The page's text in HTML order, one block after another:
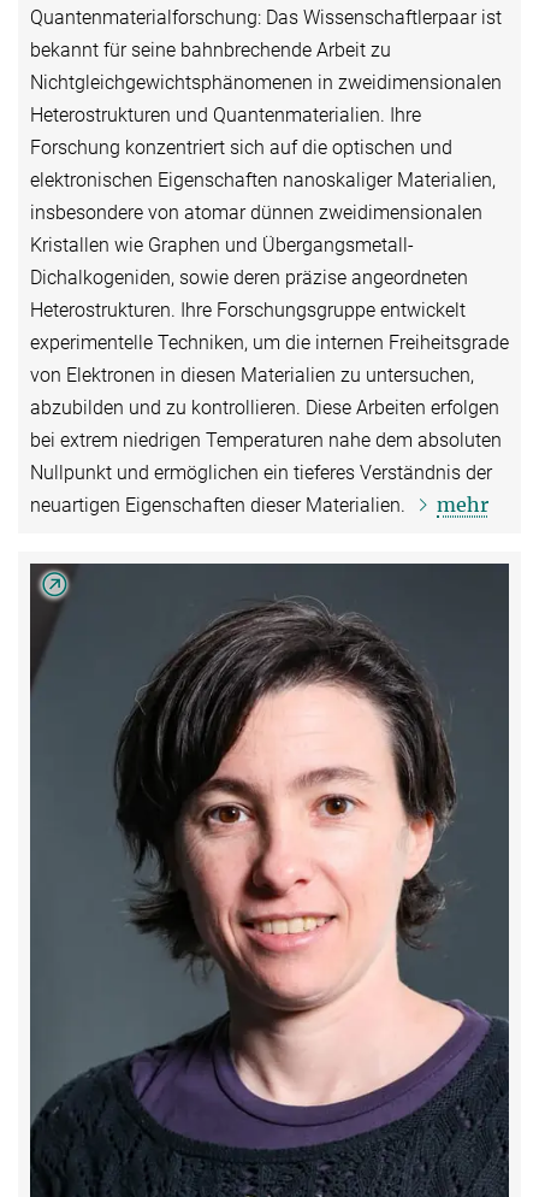
Quantenmaterialforschung: Das Wissenschaftlerpaar ist
bekannt für seine bahnbrechende Arbeit zu
Nichtgleichgewichtsphänomenen in zweidimensionalen
Heterostrukturen und Quantenmaterialien. Ihre
Forschung konzentriert sich auf die optischen und
elektronischen Eigenschaften nanoskaliger Materialien,
insbesondere von atomar dünnen zweidimensionalen
Kristallen wie Graphen und Übergangsmetall-
Dichalkogeniden, sowie deren präzise angeordneten
Heterostrukturen. Ihre Forschungsgruppe entwickelt
experimentelle Techniken, um die internen Freiheitsgrade
von Elektronen in diesen Materialien zu untersuchen,
abzubilden und zu kontrollieren. Diese Arbeiten erfolgen
bei extrem niedrigen Temperaturen nahe dem absoluten
Nullpunkt und ermöglichen ein tieferes Verständnis der
neuartigen Eigenschaften dieser Materialien.
mehr